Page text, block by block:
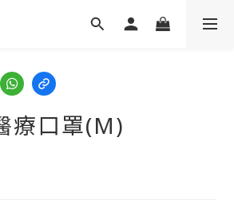
療口罩(M)